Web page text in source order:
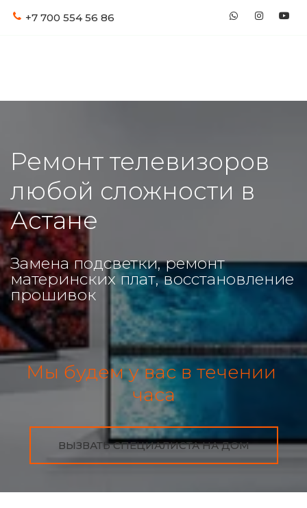
+7 700 554 56 86
Ремонт телевизоров
любой сложности в
Астане
Замена подсветки, ремонт
материнских плат, восстановление
прошивок
Мы будем у вас в течении
часа
ВЫЗВАТЬ СПЕЦИАЛИСТА НА ДОМ